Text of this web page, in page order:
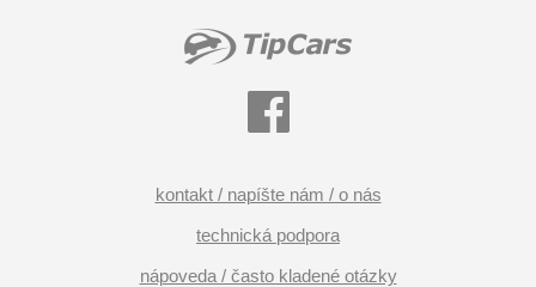
kontakt / napíšte nám / o nás
technická podpora
nápoveda / často kladené otázky